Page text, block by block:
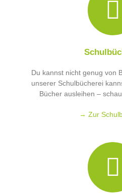
Du kannst nicht genug von
unserer Schulbücherei
Bücher ausleihen –
→ Zur